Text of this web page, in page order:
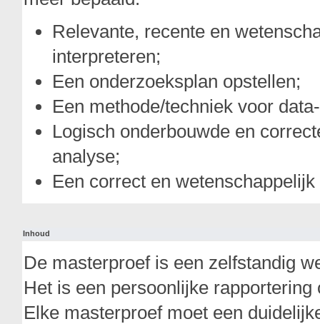
Relevante, recente en
interpreteren;
Een onderzoeksplan opstellen;
Een methode/techniek voor
Logisch onderbouwde en
analyse;
Een correct en
Inhoud
De masterproef is een zelfstandig
Het is een persoonlijke
Elke masterproef moet een